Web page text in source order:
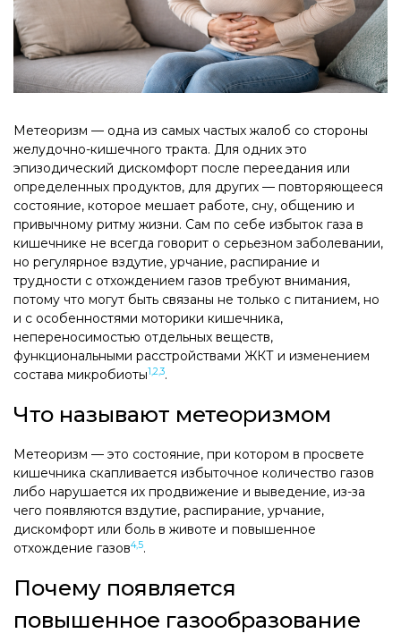
Метеоризм — одна из самых частых жалоб со стороны
желудочно-кишечного тракта. Для одних это
эпизодический дискомфорт после переедания или
определенных продуктов, для других — повторяющееся
состояние, которое мешает работе, сну, общению и
привычному ритму жизни. Сам по себе избыток газа в
кишечнике не всегда говорит о серьезном заболевании,
но регулярное вздутие, урчание, распирание и
трудности с отхождением газов требуют внимания,
потому что могут быть связаны не только с питанием, но
и с особенностями моторики кишечника,
непереносимостью отдельных веществ,
функциональными расстройствами ЖКТ и изменением
состава микробиоты1,2,3.
Что называют метеоризмом
Метеоризм — это состояние, при котором в просвете
кишечника скапливается избыточное количество газов
либо нарушается их продвижение и выведение, из-за
чего появляются вздутие, распирание, урчание,
дискомфорт или боль в животе и повышенное
отхождение газов4,5.
Почему появляется
повышенное газообразование